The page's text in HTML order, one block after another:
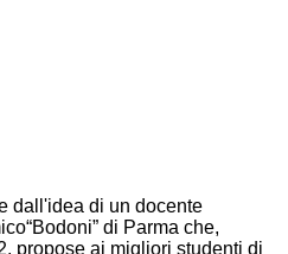
dall'idea di un docente
di Parma che,
propose ai migliori studenti di